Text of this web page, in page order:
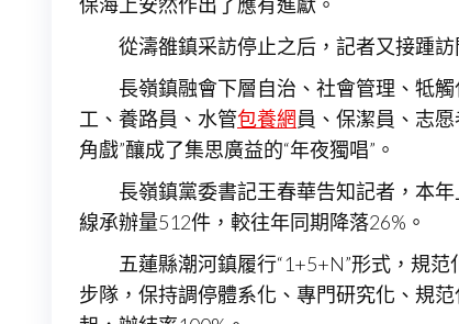
從濤雒鎮采訪停止之后，記者又接踵
長嶺鎮融會下層自治、社會管理、牴
工、養路員、水管包養網員、保潔員、志
角戲”釀成了集思廣益的“年夜獨唱”。
長嶺鎮黨委書記王春華告知記者，本
線承辦量512件，較往年同期降落26%。
五蓮縣潮河鎮履行“1+5+N”形式，規
步隊，保持調停體系化、專門研究化、規